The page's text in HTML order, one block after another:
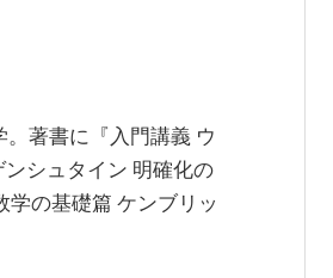
著書に『入門講義 ウ
シュタイン 明確化の
の基礎篇 ケンブリッ